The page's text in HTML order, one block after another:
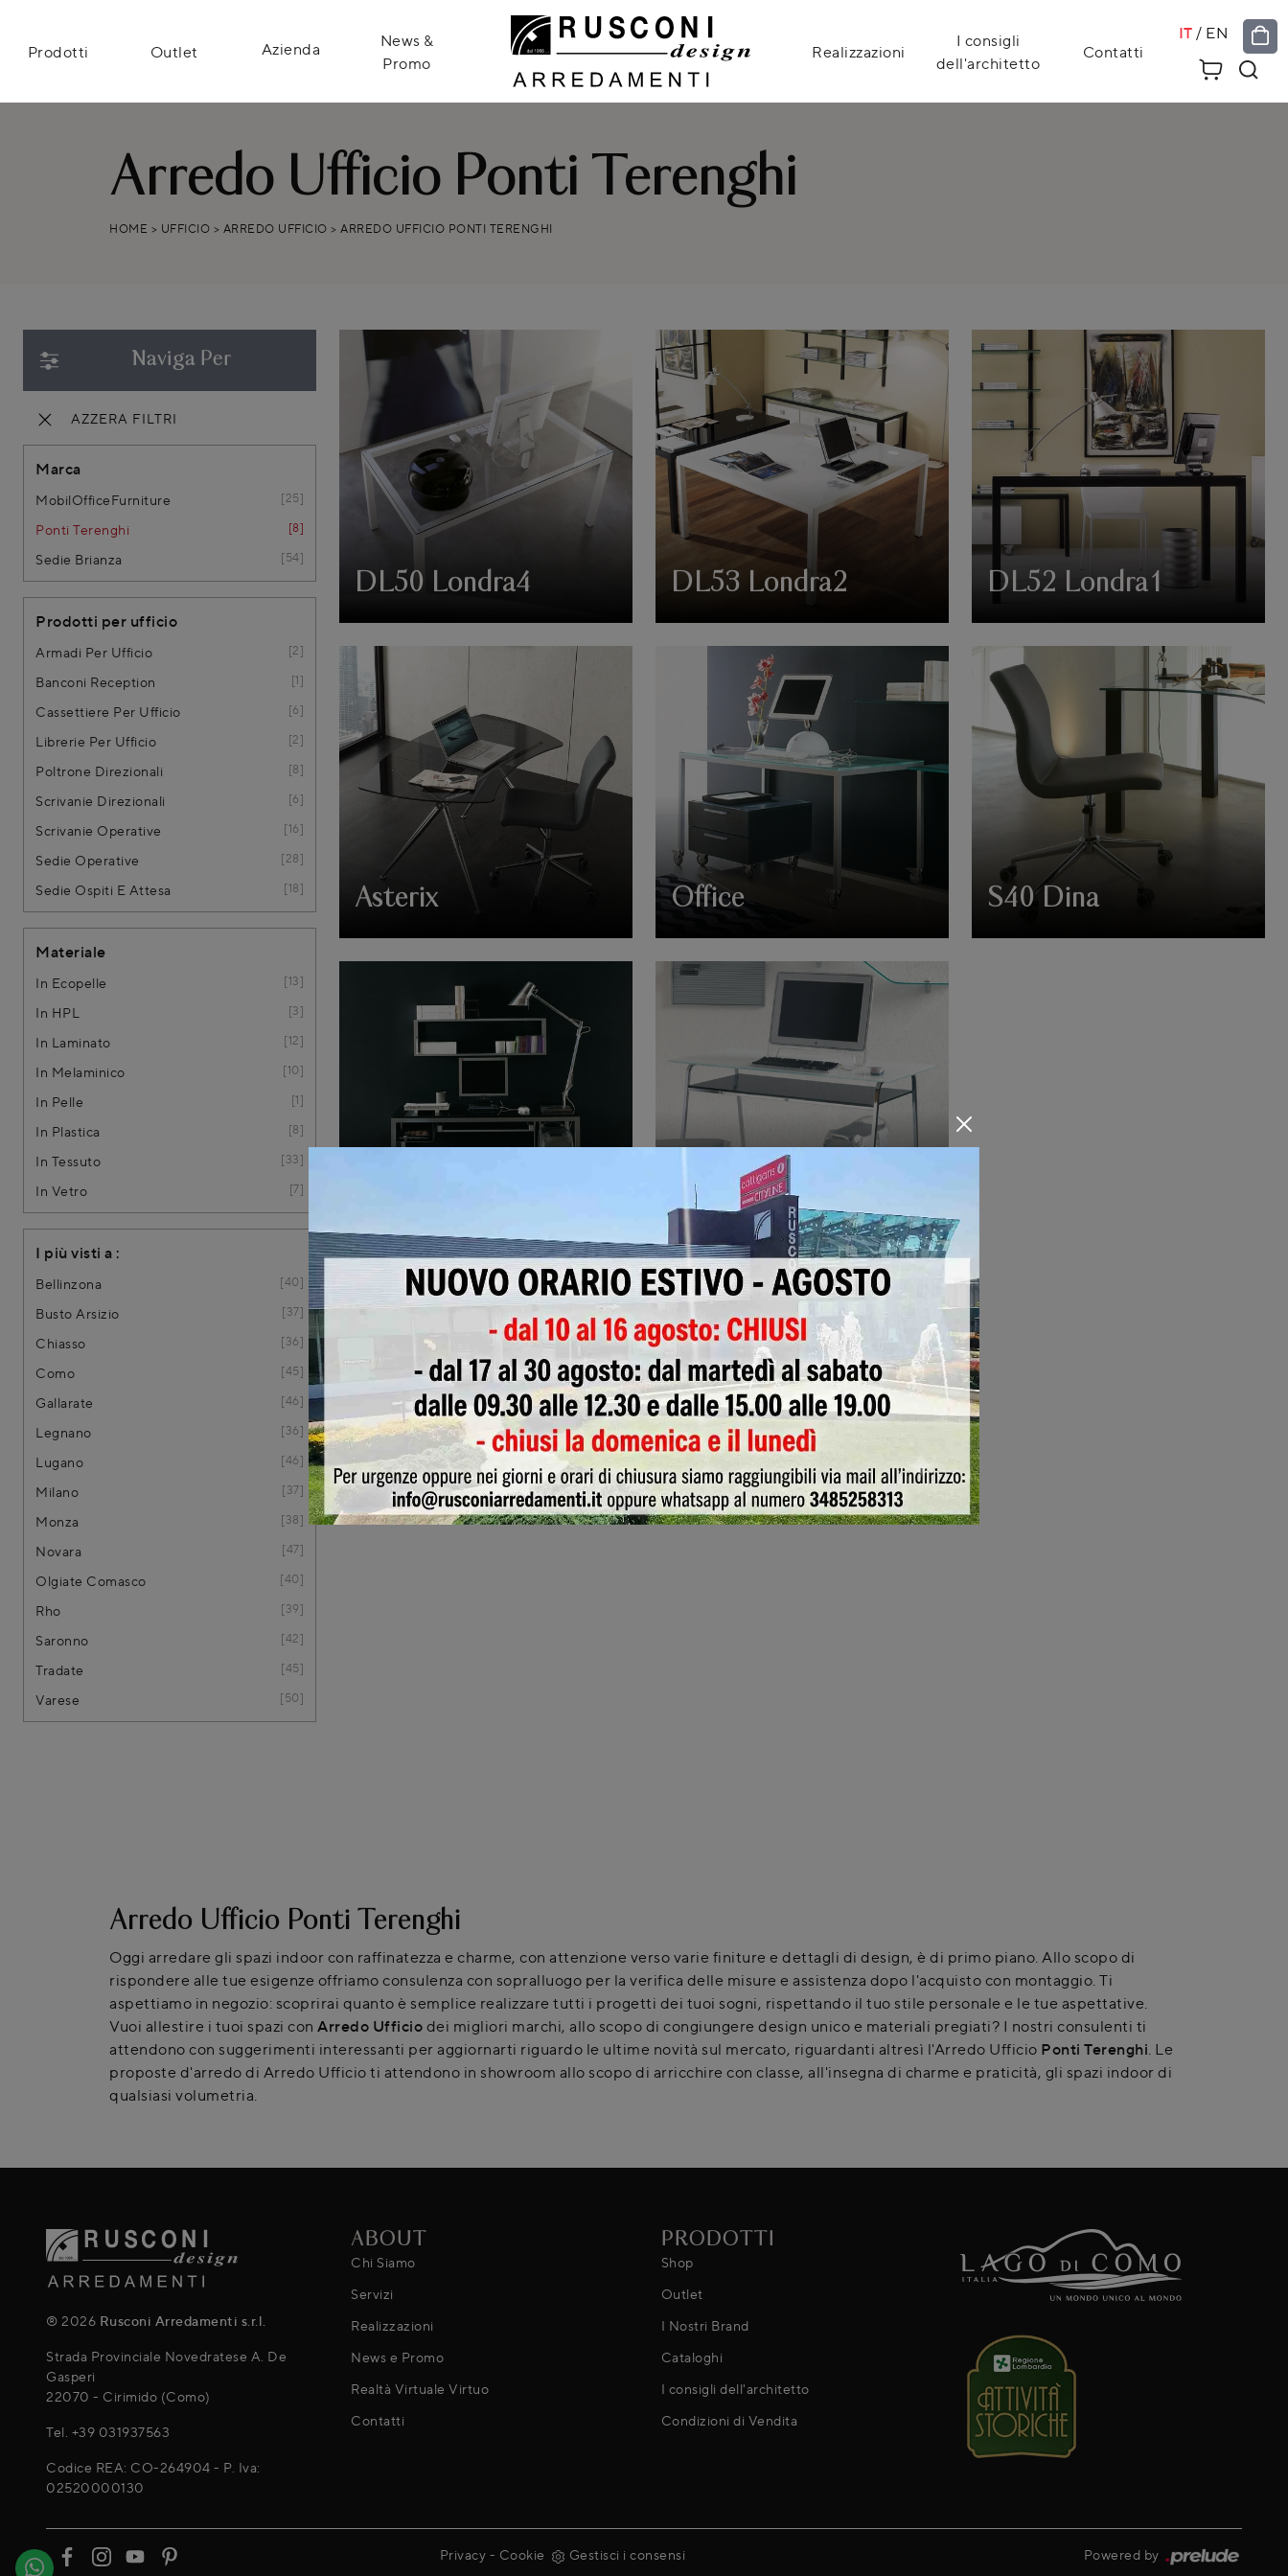
Prodotti Outlet Azienda
News &
Promo
Realizzazioni
I consigli
dell'architetto
Contatti
IT / EN
Arredo Ufficio Ponti Terenghi
HOME > UFFICIO > ARREDO UFFICIO > ARREDO UFFICIO PONTI TERENGHI
Naviga Per
AZZERA FILTRI
Marca
MobilOfficeFurniture 25
Ponti Terenghi 8
Sedie Brianza 54
Prodotti per ufficio
Armadi Per Ufficio 2
Banconi Reception 1
Cassettiere Per Ufficio 6
Librerie Per Ufficio 2
Poltrone Direzionali 8
Scrivanie Direzionali 6
Scrivanie Operative 16
Sedie Operative 28
Sedie Ospiti E Attesa 18
Materiale
In Ecopelle 13
In HPL 3
In Laminato 12
In Melaminico 10
In Pelle 1
In Plastica 8
In Tessuto 33
In Vetro 7
I più visti a :
Bellinzona 40
Busto Arsizio 37
Chiasso 36
Como 45
Gallarate 46
Legnano 36
Lugano 46
Milano 37
Monza 38
Novara 47
Olgiate Comasco 40
Rho 39
Saronno 42
Tradate 45
Varese 50
DL50 Londra4 DL53 Londra2 DL52 Londra1
Asterix Office S40 Dina
A104 Clever
Arredo Ufficio Ponti Terenghi
Oggi arredare gli spazi indoor con raffinatezza e charme, con attenzione verso varie finiture e dettagli di design, è di primo piano. Allo scopo di
rispondere alle tue esigenze offriamo consulenza con sopralluogo per la verifica delle misure e assistenza dopo l'acquisto con montaggio. Ti
aspettiamo in negozio: scoprirai quanto è semplice realizzare tutti i progetti dei tuoi sogni, rispettando il tuo stile personale e le tue aspettative.
Vuoi allestire i tuoi spazi con Arredo Ufficio dei migliori marchi, allo scopo di congiungere design unico e materiali pregiati? I nostri consulenti ti
attendono con suggerimenti interessanti per aggiornarti riguardo le ultime novità sul mercato, riguardanti altresì l'Arredo Ufficio Ponti Terenghi. Le
proposte d'arredo di Arredo Ufficio ti attendono in showroom allo scopo di arricchire con classe, all'insegna di charme e praticità, gli spazi indoor di
qualsiasi volumetria.
® 2026 Rusconi Arredamenti s.r.l.
Strada Provinciale Novedratese A. De
Gasperi
22070 - Cirimido (Como)
Tel. +39 031937563
Codice REA: CO-264904 - P. Iva:
02520000130
ABOUT
Chi Siamo
Servizi
Realizzazioni
News e Promo
Realtà Virtuale Virtuo
Contatti
PRODOTTI
Shop
Outlet
I Nostri Brand
Cataloghi
I consigli dell'architetto
Condizioni di Vendita
Privacy - Cookie Gestisci i consensi Powered by